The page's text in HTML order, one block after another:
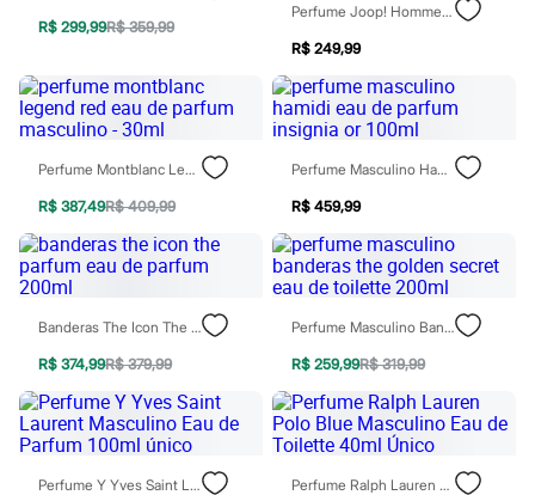
Rasteirinhas
Tênis
Diversão
Marcas
Baby Club
Fifteen
Miss Fifteen
Palomino
Moda íntima
Calcinhas
Cuecas
Meias
Moda praia
Biquínis e Maiôs
Blusas de proteção
Sungas
Personagens
Bluey
Disney
Hello Kitty
R$ 299,99R$ 359,99
Perfume Joop! Homme Masculino Eau De Toilette 75ml Único
R$ 249,99
Perfume Montblanc Legend Red Eau De Parfum Masculino - 30ml
R$ 387,49R$ 409,99
Perfume Masculino Hamidi Eau De Parfum Insignia Or 100ml
R$ 459,99
Banderas The Icon The Parfum Eau De Parfum 200ml
R$ 374,99R$ 379,99
Perfume Masculino Banderas The Golden Secret Eau De Toilette 200ml
R$ 259,99R$ 319,99
Perfume Y Yves Saint Laurent Masculino Eau De Parfum 100ml Único Perfume Ralph Lauren Polo Blue Masculino Eau De Toilette 40ml Único